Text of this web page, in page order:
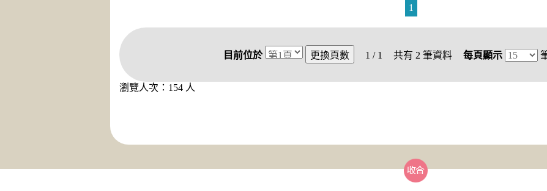
1
目前位於 1 / 1 共有 2 筆資料 每頁顯示
瀏覽人次：154 人